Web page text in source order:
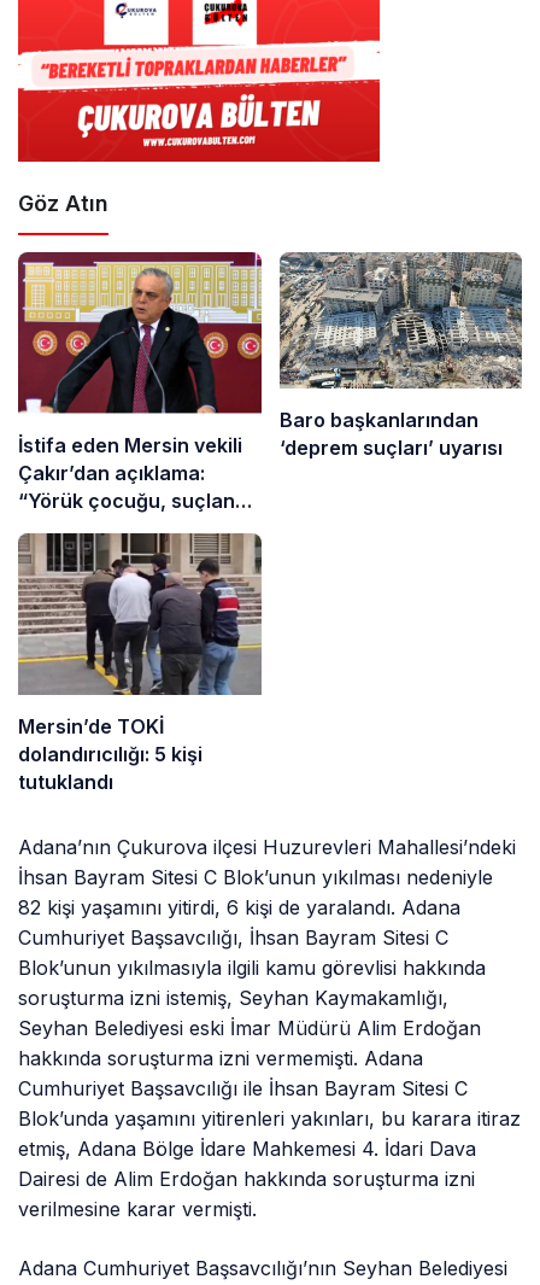
Göz Atın
İstifa eden Mersin vekili
Çakır’dan açıklama:
“Yörük çocuğu, suçlanan
adamların önüne gelip
ifade vermez”
Baro başkanlarından
‘deprem suçları’ uyarısı
Mersin’de TOKİ
dolandırıcılığı: 5 kişi
tutuklandı
Adana’nın Çukurova ilçesi Huzurevleri Mahallesi’ndeki
İhsan Bayram Sitesi C Blok’unun yıkılması nedeniyle
82 kişi yaşamını yitirdi, 6 kişi de yaralandı. Adana
Cumhuriyet Başsavcılığı, İhsan Bayram Sitesi C
Blok’unun yıkılmasıyla ilgili kamu görevlisi hakkında
soruşturma izni istemiş, Seyhan Kaymakamlığı,
Seyhan Belediyesi eski İmar Müdürü Alim Erdoğan
hakkında soruşturma izni vermemişti. Adana
Cumhuriyet Başsavcılığı ile İhsan Bayram Sitesi C
Blok’unda yaşamını yitirenleri yakınları, bu karara itiraz
etmiş, Adana Bölge İdare Mahkemesi 4. İdari Dava
Dairesi de Alim Erdoğan hakkında soruşturma izni
verilmesine karar vermişti.
Adana Cumhuriyet Başsavcılığı’nın Seyhan Belediyesi